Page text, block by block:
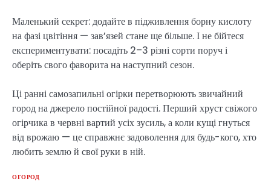
Маленький секрет: додайте в підживлення борну кислоту
на фазі цвітіння — зав’язей стане ще більше. І не бійтеся
експериментувати: посадіть 2–3 різні сорти поруч і
оберіть свого фаворита на наступний сезон.
Ці ранні самозапильні огірки перетворюють звичайний
город на джерело постійної радості. Перший хруст свіжого
огірчика в червні вартий усіх зусиль, а коли кущі гнуться
від врожаю — це справжнє задоволення для будь-кого, хто
любить землю й свої руки в ній.
ОГОРОД